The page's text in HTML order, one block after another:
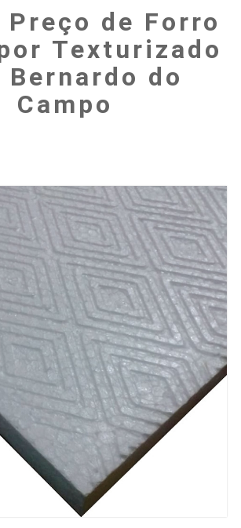
Preço de Forro
Texturizado
Bernardo do
Campo